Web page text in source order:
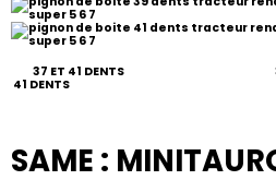
37 ET 41
41 DENTS
SAME :